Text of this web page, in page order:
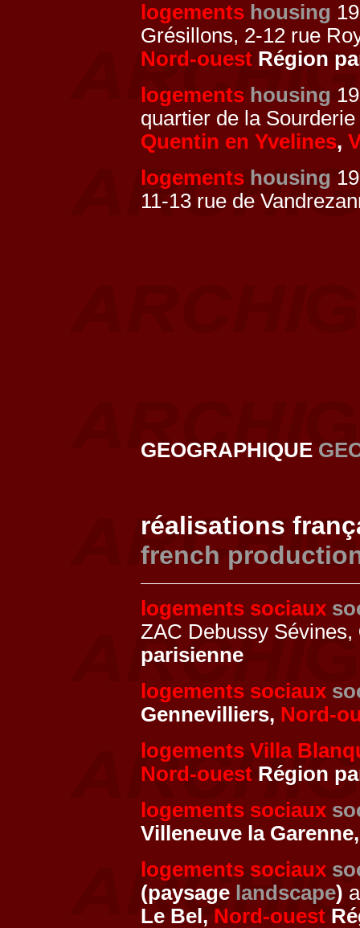
logements housing
Grésillons, 2-12 rue
Nord-ouest Région
logements housing
quartier de la
Quentin en Yvelines,
logements housing
11-13 rue de
GEOGRAPHIQUE
réalisations
french
logements sociaux
ZAC Debussy Sévines,
parisienne
logements sociaux
Gennevilliers, Nord-
logements Villa
Nord-ouest Région
logements sociaux
Villeneuve la
logements sociaux
(paysage landscape)
Le Bel, Nord-ouest